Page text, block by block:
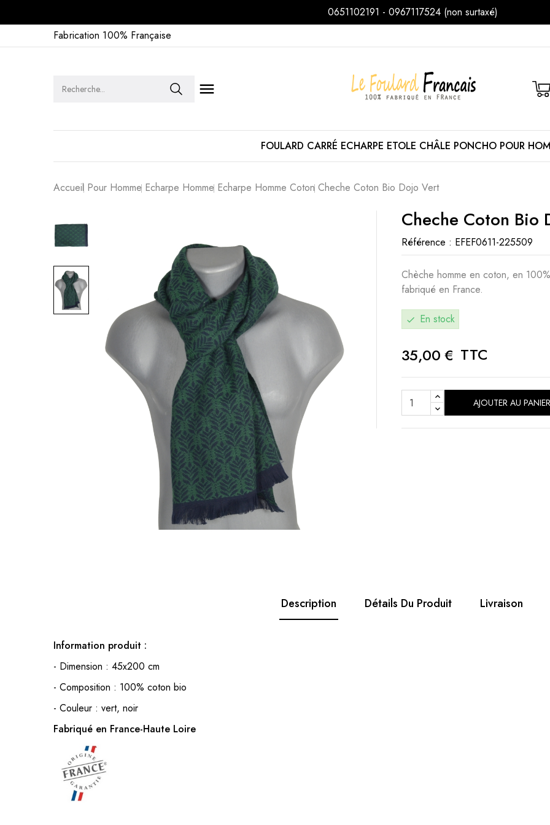
0651102191 - 0967117524 (non surtaxé)
Fabrication 100% Française

FOULARD CARRÉ ECHARPE ETOLE CHÂLE PONCHO POUR
Accueil Pour Homme Echarpe Homme Echarpe Homme Coton Cheche Coton Bio Dojo Vert
Cheche Coton Bio
Référence : EFEF0611-225509
Chèche homme en coton, en
fabriqué en France.
check En stock
35,00 € TTC
AJOUTER AU PANIER
Description Détails Du Produit Livraison
Information produit :
- Dimension : 45x200 cm
- Composition : 100% coton bio
- Couleur : vert, noir
Fabriqué en France-Haute Loire